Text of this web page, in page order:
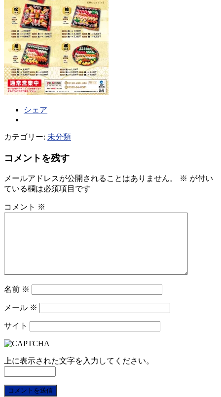
シェア
カテゴリー: 未分類
コメントを残す
メールアドレスが公開されることはありません。 ※ が付い
ている欄は必須項目です
コメント ※
名前 ※
メール ※
サイト
上に表示された文字を入力してください。